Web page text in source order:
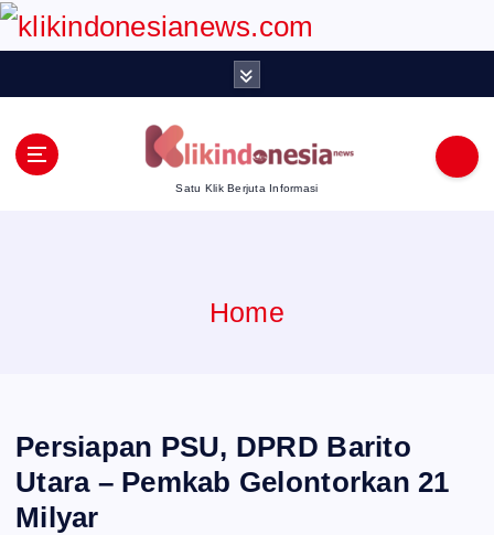
S
Satu Klik Berjuta Informasi
Home
Persiapan PSU, DPRD Barito
Utara – Pemkab Gelontorkan 21
Milyar